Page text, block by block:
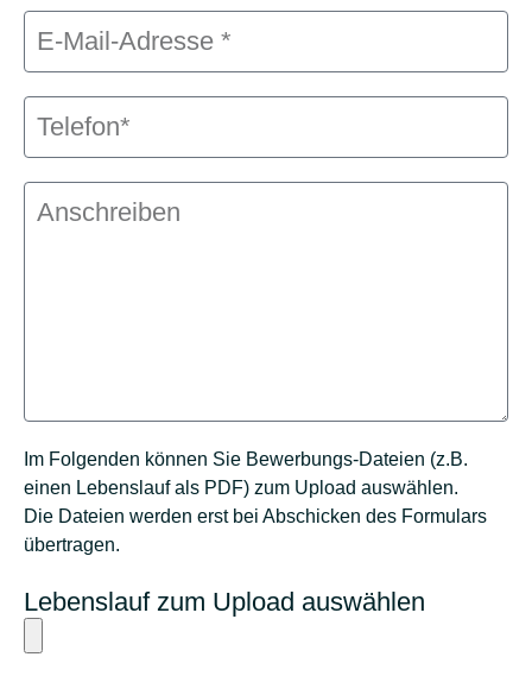
Im Folgenden können Sie Bewerbungs-Dateien (z.B.
einen Lebenslauf als PDF) zum Upload auswählen.
Die Dateien werden erst bei Abschicken des Formulars
übertragen.
Lebenslauf zum Upload auswählen